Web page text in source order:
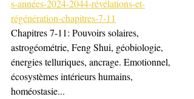
s-années-2024-2044-révélations-et-
régénération-chapitres-7-11
Chapitres 7-11: Pouvoirs solaires,
astrogéométrie, Feng Shui, géobiologie,
énergies telluriques, ancrage. Emotionnel,
écosystèmes intérieurs humains,
homéostasie...